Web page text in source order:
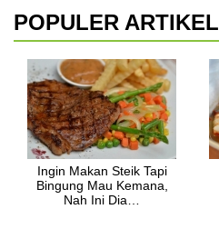
POPULER ARTIKEL
Ingin Makan Steik Tapi
Bingung Mau Kemana,
Nah Ini Dia…